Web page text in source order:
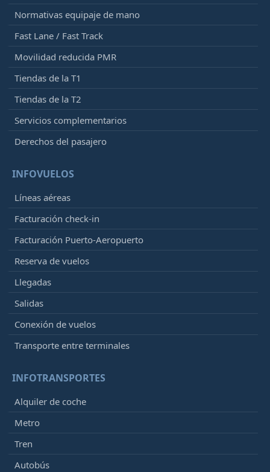
Normativas equipaje de mano
Fast Lane / Fast Track
Movilidad reducida PMR
Tiendas de la T1
Tiendas de la T2
Servicios complementarios
Derechos del pasajero
INFOVUELOS
Líneas aéreas
Facturación check-in
Facturación Puerto-Aeropuerto
Reserva de vuelos
Llegadas
Salidas
Conexión de vuelos
Transporte entre terminales
INFOTRANSPORTES
Alquiler de coche
Metro
Tren
Autobús